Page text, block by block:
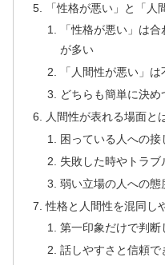
「性格が悪い」と「人
「性格が悪い」は
が多い
「人間性が悪い」
どちらも簡単に決
人間性が表れる場面と
困っている人への接
失敗した時やトラブ
弱い立場の人への態
性格と人間性を混同し
第一印象だけで判断
話しやすさと信頼で